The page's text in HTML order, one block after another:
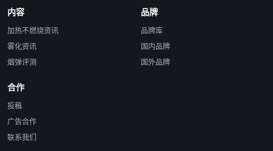
内容
加热不燃烧资讯
雾化资讯
烟弹评测
品牌
品牌库
国内品牌
国外品牌
合作
投稿
广告合作
联系我们